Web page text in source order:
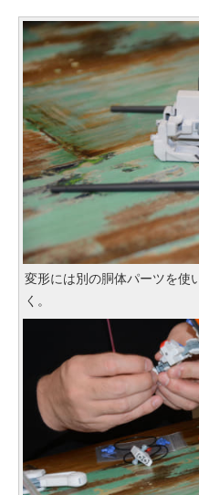
変形には別の胴体パーツを使
く。